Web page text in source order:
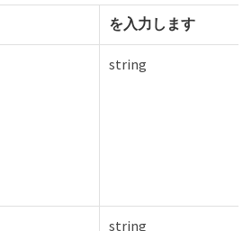
を入力します
string
string